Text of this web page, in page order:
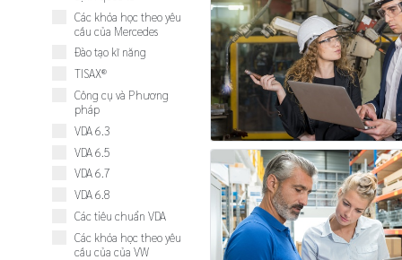
Các khóa học theo yêu
cầu của Mercedes
Đào tạo kĩ năng
TISAX®
Công cụ và Phương
pháp
VDA 6.3
VDA 6.5
VDA 6.7
VDA 6.8
Các tiêu chuẩn VDA
Các khóa học theo yêu
cầu của của VW